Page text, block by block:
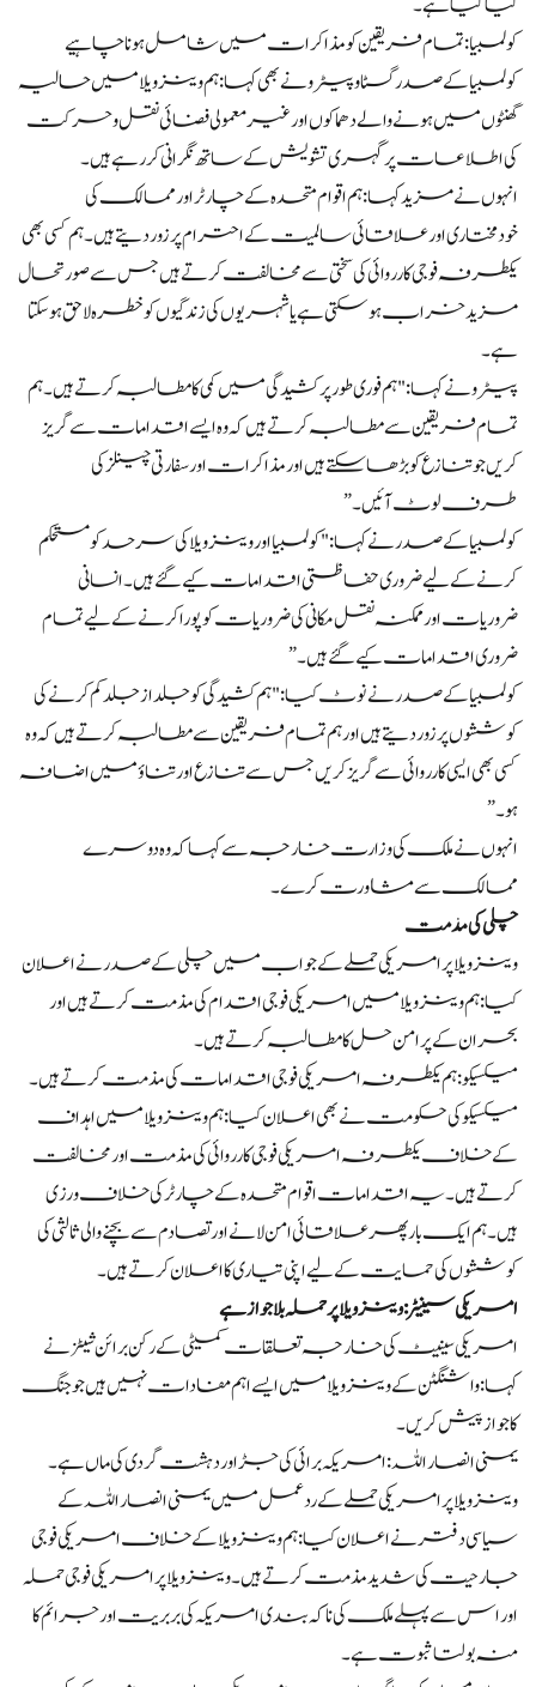
کولمبیا: تمام فریقین کو مذاکرات میں شامل ہونا چاہیے
کولمبیا کے صدر گسٹاو پیٹرو نے بھی کہا: ہم وینزویلا میں حالیہ
گھنٹوں میں ہونے والے دھماکوں اور غیر معمولی فضائی نقل و حرکت
کی اطلاعات پر گہری تشویش کے ساتھ نگرانی کر رہے ہیں۔
انہوں نے مزید کہا: ہم اقوام متحدہ کے چارٹر اور ممالک کی
خودمختاری اور علاقائی سالمیت کے احترام پر زور دیتے ہیں۔ ہم کسی بھی
یکطرفہ فوجی کارروائی کی سختی سے مخالفت کرتے ہیں جس سے صورتحال
مزید خراب ہو سکتی ہے یا شہریوں کی زندگیوں کو خطرہ لاحق ہو سکتا
ہے۔
پیٹرو نے کہا: "ہم فوری طور پر کشیدگی میں کمی کا مطالبہ کرتے ہیں۔ ہم
تمام فریقین سے مطالبہ کرتے ہیں کہ وہ ایسے اقدامات سے گریز
کریں جو تنازع کو بڑھا سکتے ہیں اور مذاکرات اور سفارتی چینلز کی
طرف لوٹ آئیں۔”
کولمبیا کے صدر نے کہا: "کولمبیا اور وینزویلا کی سرحد کو مستحکم
کرنے کے لیے ضروری حفاظتی اقدامات کیے گئے ہیں۔ انسانی
ضروریات اور ممکنہ نقل مکانی کی ضروریات کو پورا کرنے کے لیے تمام
ضروری اقدامات کیے گئے ہیں۔”
کولمبیا کے صدر نے نوٹ کیا: "ہم کشیدگی کو جلد از جلد کم کرنے کی
کوششوں پر زور دیتے ہیں اور ہم تمام فریقین سے مطالبہ کرتے ہیں کہ وہ
کسی بھی ایسی کارروائی سے گریز کریں جس سے تنازع اور تناؤ میں اضافہ
ہو۔”
انہوں نے ملک کی وزارت خارجہ سے کہا کہ وہ دوسرے
ممالک سے مشاورت کرے۔
چلی کی مذمت
وینزویلا پر امریکی حملے کے جواب میں چلی کے صدر نے اعلان
کیا: ہم وینزویلا میں امریکی فوجی اقدام کی مذمت کرتے ہیں اور
بحران کے پرامن حل کا مطالبہ کرتے ہیں۔
میکسیکو: ہم یکطرفہ امریکی فوجی اقدامات کی مذمت کرتے ہیں۔
میکسیکو کی حکومت نے بھی اعلان کیا: ہم وینزویلا میں اہداف
کے خلاف یکطرفہ امریکی فوجی کارروائی کی مذمت اور مخالفت
کرتے ہیں۔ یہ اقدامات اقوام متحدہ کے چارٹر کی خلاف ورزی
ہیں۔ ہم ایک بار پھر علاقائی امن لانے اور تصادم سے بچنے والی ثالثی کی
کوششوں کی حمایت کے لیے اپنی تیاری کا اعلان کرتے ہیں۔
امریکی سینیٹر: وینزویلا پر حملہ بلاجواز ہے
امریکی سینیٹ کی خارجہ تعلقات کمیٹی کے رکن برائن شیٹز نے
کہا: واشنگٹن کے وینزویلا میں ایسے اہم مفادات نہیں ہیں جو جنگ
کا جواز پیش کریں۔
یمنی انصار اللہ: امریکہ برائی کی جڑ اور دہشت گردی کی ماں ہے۔
وینزویلا پر امریکی حملے کے ردعمل میں یمنی انصار اللہ کے
سیاسی دفتر نے اعلان کیا: ہم وینزویلا کے خلاف امریکی فوجی
جارحیت کی شدید مذمت کرتے ہیں۔ وینزویلا پر امریکی فوجی حملہ
اور اس سے پہلے ملک کی ناکہ بندی امریکہ کی بربریت اور جرائم کا
منہ بولتا ثبوت ہے۔